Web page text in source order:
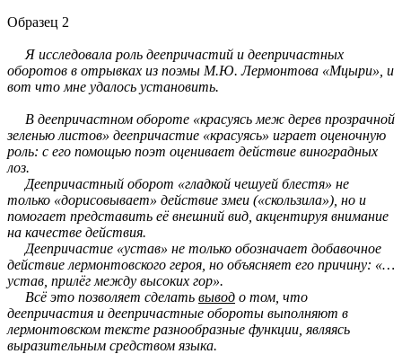
Образец 2
Я исследовала роль деепричастий и деепричастных
оборотов в отрывках из поэмы М.Ю. Лермонтова «Мцыри», и
вот что мне удалось установить.
В деепричастном обороте «красуясь меж дерев прозрачной
зеленью листов» деепричастие «красуясь» играет оценочную
роль: с его помощью поэт оценивает действие виноградных
лоз.
Деепричастный оборот «гладкой чешуей блестя» не
только «дорисовывает» действие змеи («скользила»), но и
помогает представить её внешний вид, акцентируя внимание
на качестве действия.
Деепричастие «устав» не только обозначает добавочное
действие лермонтовского героя, но объясняет его причину: «…
устав, прилёг между высоких гор».
Всё это позволяет сделать вывод о том, что
деепричастия и деепричастные обороты выполняют в
лермонтовском тексте разнообразные функции, являясь
выразительным средством языка.